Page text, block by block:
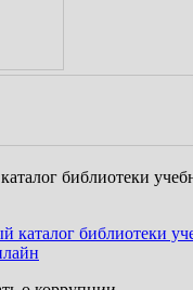
библиотеки